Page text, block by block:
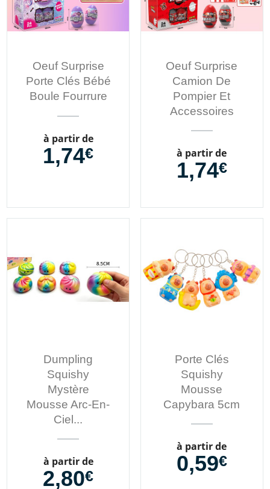
Oeuf Surprise
Porte Clés Bébé
Boule Fourrure
Prix
à partir de
1,74€
Oeuf Surprise
Camion De
Pompier Et
Accessoires
Prix
à partir de
1,74€
Dumpling
Squishy
Mystère
Mousse Arc-En-
Ciel...
Prix
à partir de
2,80€
Porte Clés
Squishy
Mousse
Capybara 5cm
Prix
à partir de
0,59€